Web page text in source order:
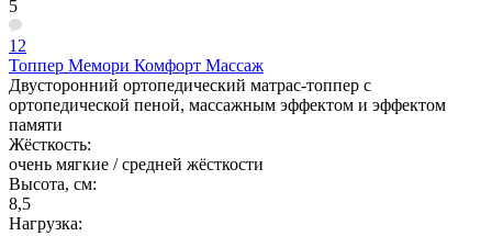
5
12
Топпер Мемори Комфорт Массаж
Двусторонний ортопедический матрас-топпер с
ортопедической пеной, массажным эффектом и эффектом
памяти
Жёсткость:
очень мягкие / средней жёсткости
Высота, см:
8,5
Нагрузка: